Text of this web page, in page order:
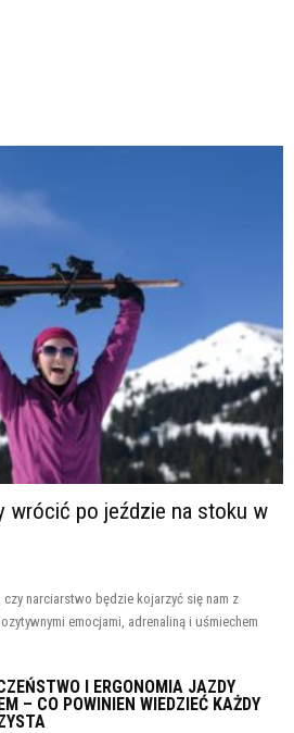
wrócić po jeździe na stoku w
narciarstwo będzie kojarzyć się nam z
emocjami, adrenaliną i uśmiechem
I ERGONOMIA JAZDY
– CO POWINIEN WIEDZIEĆ KAŻDY